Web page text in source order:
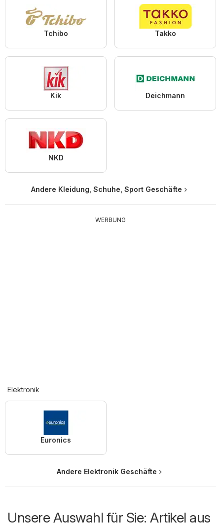
Tchibo Takko
Kik Deichmann
NKD
Andere Kleidung, Schuhe, Sport Geschäfte
WERBUNG
Elektronik
Euronics
Andere Elektronik Geschäfte
Unsere Auswahl für Sie: Artikel aus